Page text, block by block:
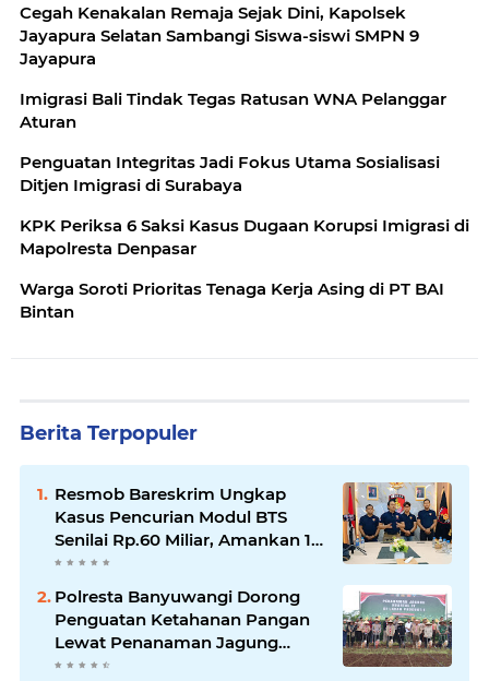
Cegah Kenakalan Remaja Sejak Dini, Kapolsek
Jayapura Selatan Sambangi Siswa-siswi SMPN 9
Jayapura
Imigrasi Bali Tindak Tegas Ratusan WNA Pelanggar
Aturan
Penguatan Integritas Jadi Fokus Utama Sosialisasi
Ditjen Imigrasi di Surabaya
KPK Periksa 6 Saksi Kasus Dugaan Korupsi Imigrasi di
Mapolresta Denpasar
Warga Soroti Prioritas Tenaga Kerja Asing di PT BAI
Bintan
Berita Terpopuler
Resmob Bareskrim Ungkap
Kasus Pencurian Modul BTS
Senilai Rp.60 Miliar, Amankan 12
Tersangka
Polresta Banyuwangi Dorong
Penguatan Ketahanan Pangan
Lewat Penanaman Jagung
Kuartal IV 2025